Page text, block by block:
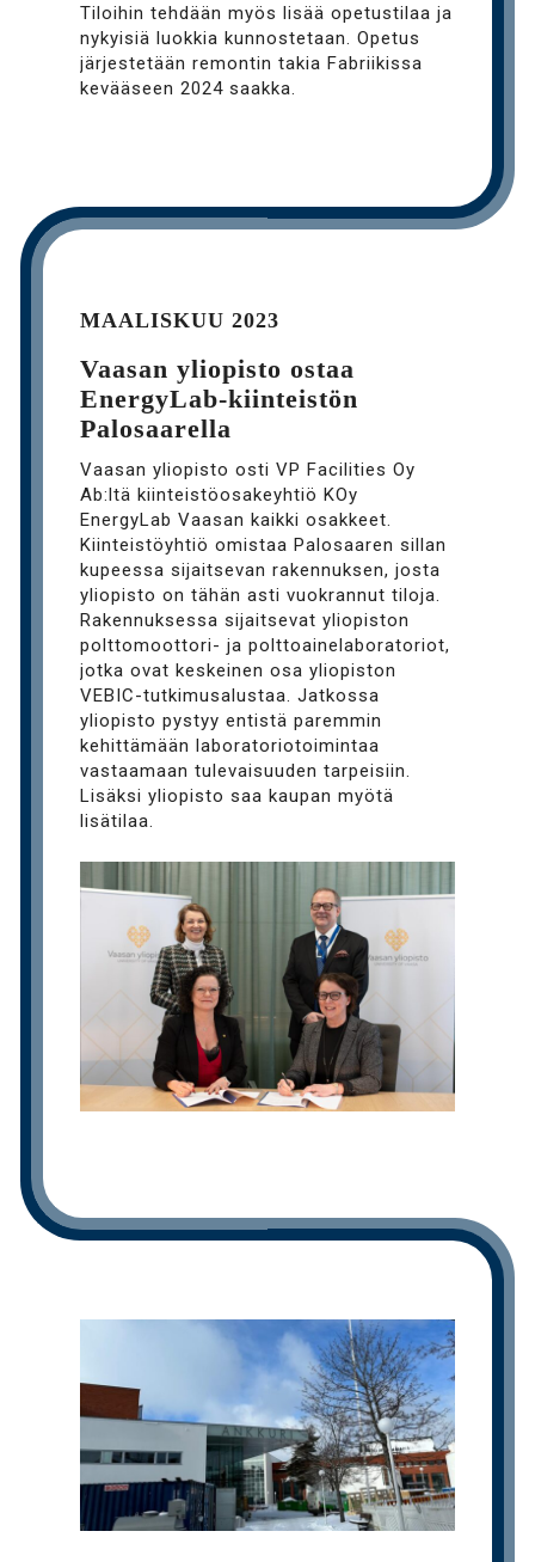
Tiloihin tehdään myös lisää opetustilaa ja
nykyisiä luokkia kunnostetaan. Opetus
järjestetään remontin takia Fabriikissa
kevääseen 2024 saakka.
MAALISKUU 2023
Vaasan yliopisto ostaa
EnergyLab-kiinteistön
Palosaarella
Vaasan yliopisto osti VP Facilities Oy
Ab:ltä kiinteistöosakeyhtiö KOy
EnergyLab Vaasan kaikki osakkeet.
Kiinteistöyhtiö omistaa Palosaaren sillan
kupeessa sijaitsevan rakennuksen, josta
yliopisto on tähän asti vuokrannut tiloja.
Rakennuksessa sijaitsevat yliopiston
polttomoottori- ja polttoainelaboratoriot,
jotka ovat keskeinen osa yliopiston
VEBIC-tutkimusalustaa. Jatkossa
yliopisto pystyy entistä paremmin
kehittämään laboratoriotoimintaa
vastaamaan tulevaisuuden tarpeisiin.
Lisäksi yliopisto saa kaupan myötä
lisätilaa.